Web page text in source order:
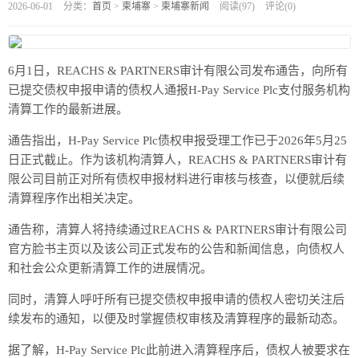
2026-06-01 分类： 首页 > 柬埔寨 > 柬埔寨新闻 阅读(97) 评论(0)
6月1日，REACHS & PARTNERS审计有限公司发布通告，向所有
已提交债权申报申请的债权人通报H-Pay Service Plc支付服务机构
清算工作的最新进展。
通告指出，H-Pay Service Plc债权申报受理工作已于2026年5月25
日正式截止。作为该机构清算人，REACHS & PARTNERS审计有
限公司目前正对所有债权申报材料进行审核与核查，以便就后续
清算程序作出相关决定。
通告称，清算人将持续通过REACHS & PARTNERS审计有限公司
官方脸书主页以及该公司正式发布的公告和新闻信息，向债权人
和社会公众更新清算工作的进展情况。
同时，清算人呼吁所有已提交债权申报申请的债权人密切关注后
续发布的通知，以便及时掌握债权审核及清算程序的最新动态。
据了解，H-Pay Service Plc此前进入清算程序后，债权人被要求在